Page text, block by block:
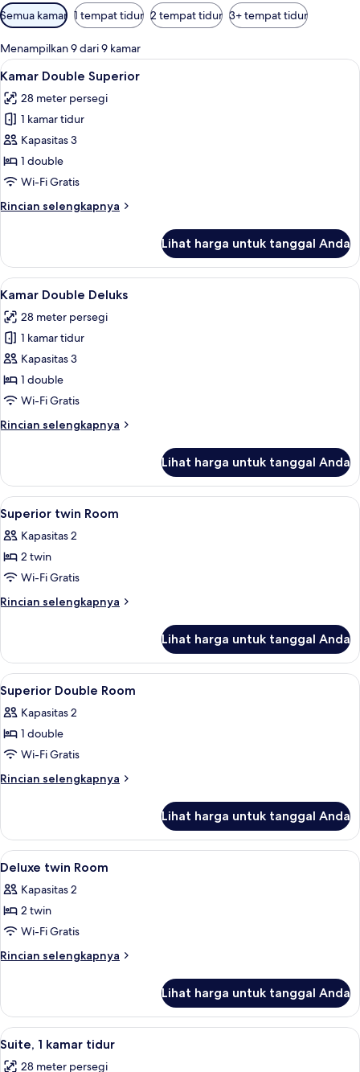
Filter
tersedia
untuk
kamar
Semua kamar 1 tempat tidur 2 tempat tidur 3+ tempat tidur
Menampilkan 9 dari 9 kamar
Lihat
semua
foto
untuk
Kamar
Double
Superior
Kamar Double Superior | Brankas,
9
Kamar Double Superior
28 meter persegi
1 kamar tidur
Kapasitas 3
1 double
Wi-Fi Gratis
Rincian selengkapnya
Rincian
Kamar
Double
Superior
Lihat harga untuk tanggal Anda
Lihat
semua
foto
untuk
Kamar
Double
Deluks
Brankas, meja kerja, tirai kedap
10
Kamar Double Deluks
28 meter persegi
1 kamar tidur
Kapasitas 3
1 double
Wi-Fi Gratis
Rincian selengkapnya
Rincian
Kamar
Double
Deluks
Lihat harga untuk tanggal Anda
Lihat
semua
foto
untuk
Superior
twin
Brankas, meja kerja, tirai kedap
4
Superior twin Room
Kapasitas 2
2 twin
Wi-Fi Gratis
Rincian selengkapnya
Rincian
Superior
twin
Room
Lihat harga untuk tanggal Anda
Lihat
semua
foto
untuk
Superior
Double
Brankas, meja kerja, tirai kedap
7
Superior Double Room
Kapasitas 2
1 double
Wi-Fi Gratis
Rincian selengkapnya
Rincian
Superior
Double
Room
Lihat harga untuk tanggal Anda
Lihat
semua
foto
untuk
Deluxe
twin
Brankas, meja kerja, tirai kedap
8
Deluxe twin Room
Kapasitas 2
2 twin
Wi-Fi Gratis
Rincian selengkapnya
Rincian
Deluxe
twin
Room
Lihat harga untuk tanggal Anda
Lihat
semua
Smart TV 32-inci dengan saluran TV
11
Suite, 1 kamar tidur
28 meter persegi